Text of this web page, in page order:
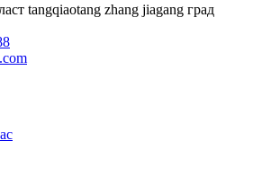
tangqiaotang zhang jiagang град